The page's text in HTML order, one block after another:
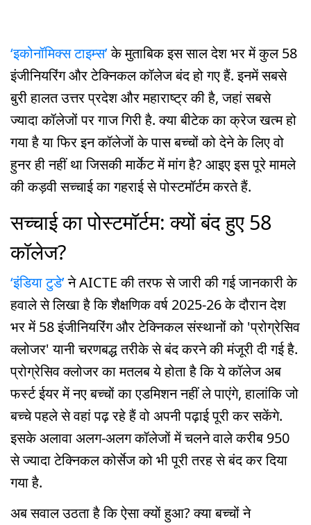
‘इकोनॉमिक्स टाइम्स’के मुताबिक इस साल देश भर में कुल 58
इंजीनियरिंग और टेक्निकल कॉलेज बंद हो गए हैं. इनमें सबसे
बुरी हालत उत्तर प्रदेश और महाराष्ट्र की है, जहां सबसे
ज्यादा कॉलेजों पर गाज गिरी है. क्या बीटेक का क्रेज खत्म हो
गया है या फिर इन कॉलेजों के पास बच्चों को देने के लिए वो
हुनर ही नहीं था जिसकी मार्केट में मांग है? आइए इस पूरे मामले
की कड़वी सच्चाई का गहराई से पोस्टमॉर्टम करते हैं.
सच्चाई का पोस्टमॉर्टम: क्यों बंद हुए 58
कॉलेज?
‘इंडिया टुडे’ने AICTE की तरफ से जारी की गई जानकारी के
हवाले से लिखा है कि शैक्षणिक वर्ष 2025-26 के दौरान देश
भर में 58 इंजीनियरिंग और टेक्निकल संस्थानों को 'प्रोग्रेसिव
क्लोजर' यानी चरणबद्ध तरीके से बंद करने की मंजूरी दी गई है.
प्रोग्रेसिव क्लोजर का मतलब ये होता है कि ये कॉलेज अब
फर्स्ट ईयर में नए बच्चों का एडमिशन नहीं ले पाएंगे, हालांकि जो
बच्चे पहले से वहां पढ़ रहे हैं वो अपनी पढ़ाई पूरी कर सकेंगे.
इसके अलावा अलग-अलग कॉलेजों में चलने वाले करीब 950
से ज्यादा टेक्निकल कोर्सेज को भी पूरी तरह से बंद कर दिया
गया है.
अब सवाल उठता है कि ऐसा क्यों हुआ? क्या बच्चों ने